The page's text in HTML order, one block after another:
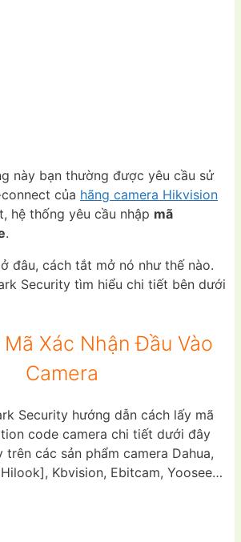
này bạn thường được yêu cầu sử
của hãng camera Hikvision
hệ thống yêu cầu nhập mã
.
đâu, cách tắt mở nó như thế nào.
Security tìm hiểu chi tiết bên dưới
Xác Nhận Đầu Vào
Camera
Security hướng dẫn cách lấy mã
code camera chi tiết dưới đây
các sản phẩm camera Dahua,
Kbvision, Ebitcam, Yoosee…